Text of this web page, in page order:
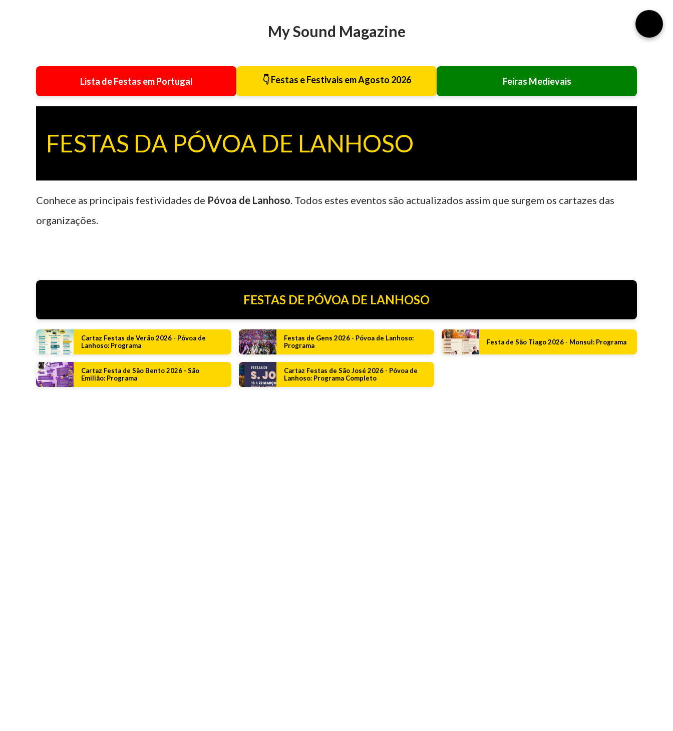
My Sound Magazine
Lista de Festas em Portugal 👇 Festas e Festivais em Agosto 2026 Feiras Medievais
FESTAS DA PÓVOA DE LANHOSO
Conhece as principais festividades de Póvoa de Lanhoso. Todos estes eventos são actualizados assim que surgem os cartazes das
organizações.
FESTAS DE PÓVOA DE LANHOSO
Cartaz Festas de Verão 2026 - Póvoa de
Lanhoso: Programa
Festas de Gens 2026 - Póvoa de Lanhoso:
Programa
Festa de São Tiago 2026 - Monsul: Programa
Cartaz Festa de São Bento 2026 - São
Emilião: Programa
Cartaz Festas de São José 2026 - Póvoa de
Lanhoso: Programa Completo